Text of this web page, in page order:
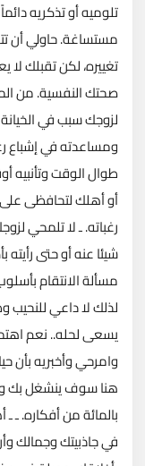
تلوميه أو تذكريه
مستساغة. حاولي أن
تغييره، لكن تقبلك
صحتك النفسية. من
لزوجك سبب في
ومساعدته في إشباع
طوال الوقت وتأنبيه
أو أهلك لتحافظى
رغباته. ـ لا تلمحي
شيئا عنه أو حتى
مسألة الانتقام
لذلك لا داعي
يسعى لحله.. نعم
وامرحي وأخبريه بأن
بالمائة من أفكاره.
في جاذبيتك وجمالك